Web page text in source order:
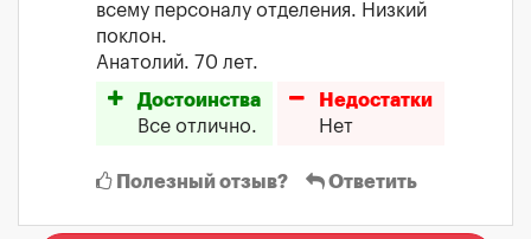
всему персоналу отделения. Низкий
поклон.
Анатолий. 70 лет.
Достоинства
Все отлично.
Недостатки
Нет
Полезный отзыв? Ответить